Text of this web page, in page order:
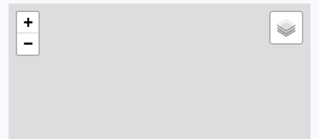
Hledat
+
−